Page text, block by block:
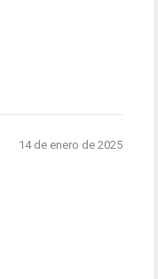
14 de enero de 2025